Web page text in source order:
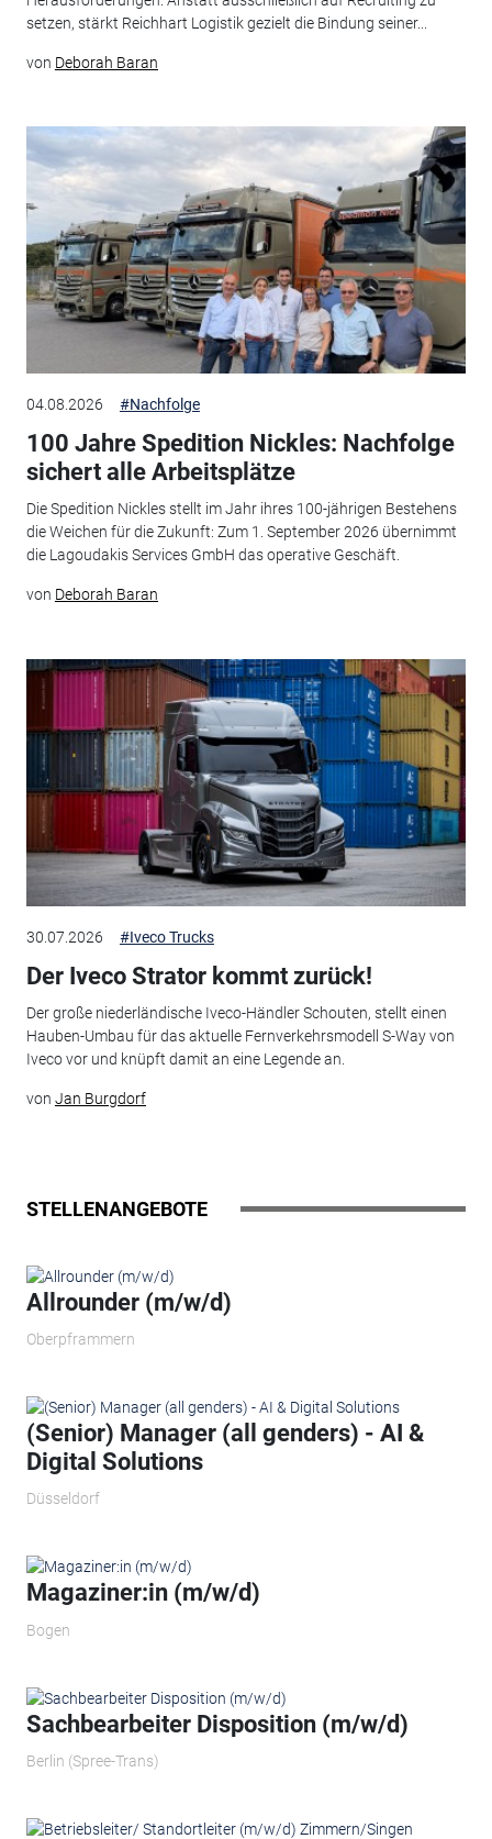
setzen, stärkt Reichhart Logistik gezielt die Bindung seiner...
von Deborah Baran
04.08.2026 #Nachfolge
100 Jahre Spedition Nickles: Nachfolge
sichert alle Arbeitsplätze
Die Spedition Nickles stellt im Jahr ihres 100-jährigen Bestehens
die Weichen für die Zukunft: Zum 1. September 2026 übernimmt
die Lagoudakis Services GmbH das operative Geschäft.
von Deborah Baran
30.07.2026 #Iveco Trucks
Der Iveco Strator kommt zurück!
Der große niederländische Iveco-Händler Schouten, stellt einen
Hauben-Umbau für das aktuelle Fernverkehrsmodell S-Way von
Iveco vor und knüpft damit an eine Legende an.
von Jan Burgdorf
STELLENANGEBOTE
Allrounder (m/w/d)
Oberpframmern
(Senior) Manager (all genders) - AI &
Digital Solutions
Düsseldorf
Magaziner:in (m/w/d)
Bogen
Sachbearbeiter Disposition (m/w/d)
Berlin (Spree-Trans)